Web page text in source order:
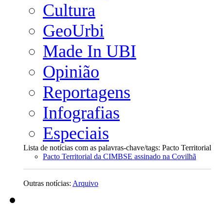
Cultura
GeoUrbi
Made In UBI
Opinião
Reportagens
Infografias
Especiais
Lista de notícias com as palavras-chave/tags: Pacto Territorial
Pacto Territorial da CIMBSE assinado na Covilhã
Outras notícias: Arquivo